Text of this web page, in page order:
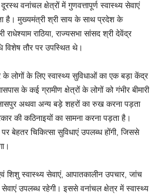
वनांचल क्षेत्रों में गुणवत्तापूर्ण स्वास्थ्य सेवाएं
है। मुख्यमंत्री श्री साय के साथ प्रदेश के
राधेश्याम राठिया, राज्यसभा सांसद श्री देवेंद्र
विशेष तौर पर उपस्थित थे।
लोगों के लिए स्वास्थ्य सुविधाओं का एक बड़ा केंद्र
के कई ग्रामीण क्षेत्रों के लोगों को गंभीर बीमारी
अथवा अन्य बड़े शहरों का रुख करना पड़ता
की कठिनाइयों का सामना करना पड़ता है।
बेहतर चिकित्सा सुविधाएं उपलब्ध होंगी, जिससे
शिशु स्वास्थ्य सेवाएं, आपातकालीन उपचार, जांच
उपलब्ध रहेगी। इससे वनांचल क्षेत्र में स्वास्थ्य